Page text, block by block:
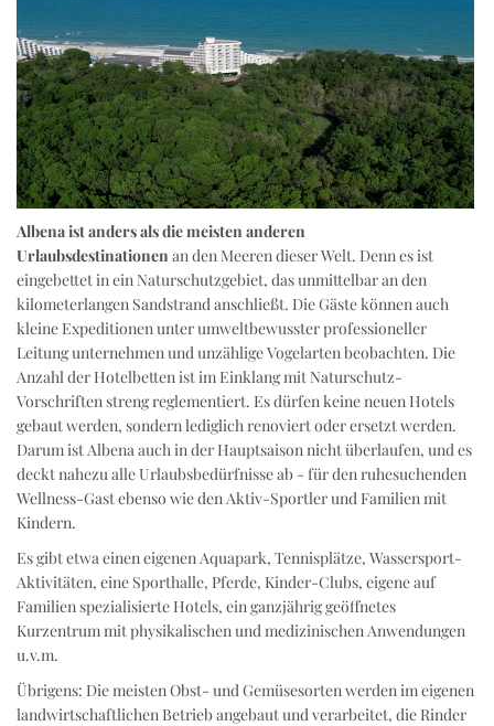
Albena ist anders als die meisten anderen
Urlaubsdestinationen an den Meeren dieser Welt. Denn es ist
eingebettet in ein Naturschutzgebiet, das unmittelbar an den
kilometerlangen Sandstrand anschließt. Die Gäste können auch
kleine Expeditionen unter umweltbewusster professioneller
Leitung unternehmen und unzählige Vogelarten beobachten. Die
Anzahl der Hotelbetten ist im Einklang mit Naturschutz-
Vorschriften streng reglementiert. Es dürfen keine neuen Hotels
gebaut werden, sondern lediglich renoviert oder ersetzt werden.
Darum ist Albena auch in der Hauptsaison nicht überlaufen, und es
deckt nahezu alle Urlaubsbedürfnisse ab - für den ruhesuchenden
Wellness-Gast ebenso wie den Aktiv-Sportler und Familien mit
Kindern.
Es gibt etwa einen eigenen Aquapark, Tennisplätze, Wassersport-
Aktivitäten, eine Sporthalle, Pferde, Kinder-Clubs, eigene auf
Familien spezialisierte Hotels, ein ganzjährig geöffnetes
Kurzentrum mit physikalischen und medizinischen Anwendungen
u.v.m.
Übrigens: Die meisten Obst- und Gemüsesorten werden im eigenen
landwirtschaftlichen Betrieb angebaut und verarbeitet, die Rinder